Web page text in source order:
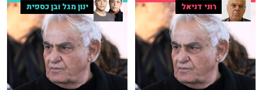
רוני דניאל ינון מגל ובן כספית